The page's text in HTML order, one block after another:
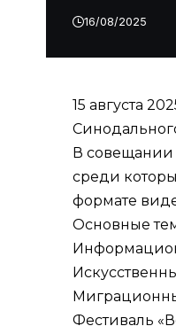
16/08/2025
15 августа
В совещании
среди
формате
Основные
Фестиваль